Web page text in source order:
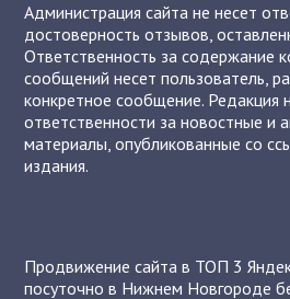
Администрация сайта не несет
достоверность отзывов,
Ответственность за содержание
сообщений несет пользователь,
конкретное сообщение. Редакция
ответственности за новостные и
материалы, опубликованные со
издания.
Продвижение сайта в ТОП 3
посуточно в Нижнем Новгороде